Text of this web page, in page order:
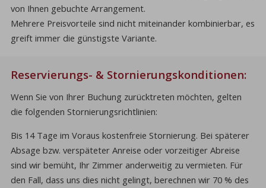
von Ihnen gebuchte Arrangement.
Mehrere Preisvorteile sind nicht miteinander kombinierbar, es
greift immer die günstigste Variante.
Reservierungs- & Stornierungskonditionen:
Wenn Sie von Ihrer Buchung zurücktreten möchten, gelten
die folgenden Stornierungsrichtlinien:
Bis 14 Tage im Voraus kostenfreie Stornierung. Bei späterer
Absage bzw. verspäteter Anreise oder vorzeitiger Abreise
sind wir bemüht, Ihr Zimmer anderweitig zu vermieten. Für
den Fall, dass uns dies nicht gelingt, berechnen wir 70 % des